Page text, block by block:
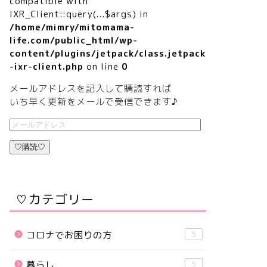
IXR_Client::query(...$args) in
/home/mimry/mitomama-
life.com/public_html/wp-
content/plugins/jetpack/class.jetpack
-ixr-client.php on line 0
メールアドレスを記入して購読すれば
いち早く更新をメールで受信できます♪
♡購読♡
♡カテゴリー
コロナでお困りの方 5
5